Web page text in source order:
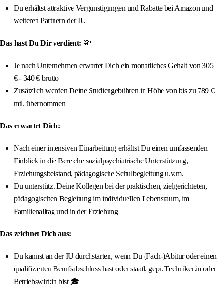
Du erhältst attraktive Vergünstigungen und Rabatte bei Amazon und
weiteren Partnern der IU
Das hast Du Dir verdient: 💸
Je nach Unternehmen erwartet Dich ein monatliches Gehalt von 305
€ - 340 € brutto
Zusätzlich werden Deine Studiengebühren in Höhe von bis zu 789 €
mtl. übernommen
Das erwartet Dich:
Nach einer intensiven Einarbeitung erhältst Du einen umfassenden
Einblick in die Bereiche sozialpsychiatrische Unterstützung,
Erziehungsbeistand, pädagogische Schulbegleitung u.v.m.
Du unterstützt Deine Kollegen bei der praktischen, zielgerichteten,
pädagogischen Begleitung im individuellen Lebensraum, im
Familienalltag und in der Erziehung
Das zeichnet Dich aus:
Du kannst an der IU durchstarten, wenn Du (Fach-)Abitur oder einen
qualifizierten Berufsabschluss hast oder staatl. gepr. Techniker:in oder
Betriebswirt:in bist 🎓